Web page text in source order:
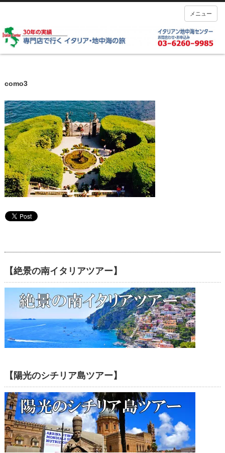
メニュー
como3
【絶景の南イタリアツアー】
【陽光のシチリア島ツアー】